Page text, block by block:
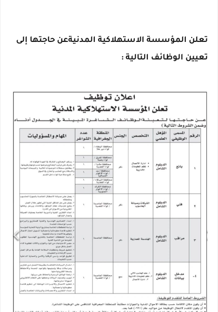
تعلن المؤسسة الاستهلاكية المدنيةعن حاجتها إلى
تعيين الوظائف التالية :